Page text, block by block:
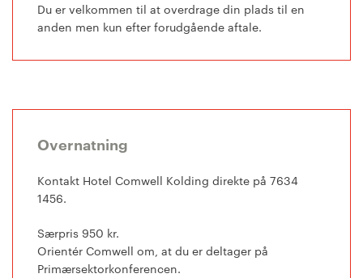
Du er velkommen til at overdrage din plads til en
anden men kun efter forudgående aftale.
Overnatning
Kontakt Hotel Comwell Kolding direkte på 7634
1456.
Særpris 950 kr.
Orientér Comwell om, at du er deltager på
Primærsektorkonferencen.